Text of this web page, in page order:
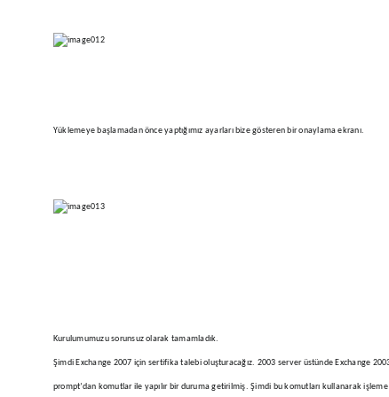
Yüklemeye başlamadan önce yaptığımız ayarları bize gösteren bir onaylama ekranı.
Kurulumumuzu sorunsuz olarak tamamladık.
Şimdi Exchange 2007 için sertifika talebi oluşturacağız. 2003 server üstünde Exchange
prompt’dan komutlar ile yapılır bir duruma getirilmiş. Şimdi bu komutları kullanarak